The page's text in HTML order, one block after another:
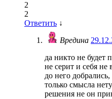
2
2
Ответить ↓
Вредина
да никто не будет
не серит и себя
до него
только смысла
решения не он